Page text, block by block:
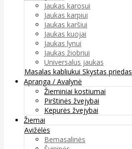
Jaukas karosui
Jaukas karpiui
Jaukas karšiui
Jaukas kuojai
Jaukas lynui
Jaukas žiobriui
Universalus jaukas
Masalas kabliukui Skystas priedas
Apranga / Avalynė
Žieminiai kostiumai
Pirštinės žvejybai
Kepurės žvejybai
Žiemai
Avižėlės
Bemasalinės